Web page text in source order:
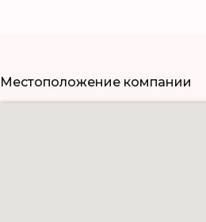
Местоположение компании